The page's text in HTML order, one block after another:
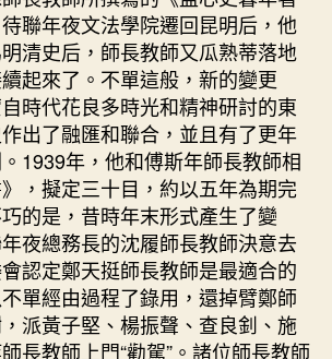
聯年夜文法學院遷回昆明后，他
清史后，師長教師又瓜熟蒂落地
起來了。不單這般，新的變更
時代花良多時光和精神研討的東
出了融匯和聯合，並且有了更年
1939年，他和傅斯年師長教師相
，擬定三十目，約以五年為期完
的是，昔時年末形式產生了變
夜總務長的沈履師長教師決意去
認定鄭天挺師長教師是最適合的
單經由過程了錄用，還掉臂鄭師
派黃子堅、楊振聲、查良釗、施
長教師上門“勸駕”。諸位師長教師